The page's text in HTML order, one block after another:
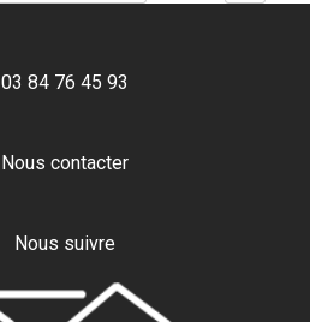
03 84 76 45 93
Nous contacter
Nous suivre